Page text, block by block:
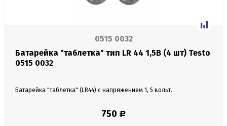
0515 0032
Батарейка "таблетка" тип LR 44 1,5В (4 шт) Testo
0515 0032
Батарейка "таблетка" (LR44) с напряжением 1, 5 вольт.
750 Р